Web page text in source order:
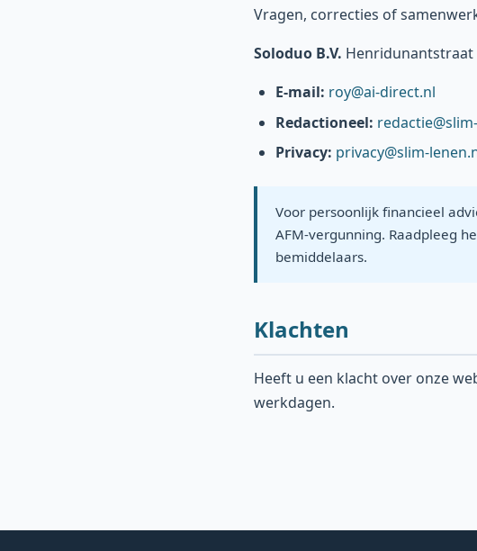
Vragen, correcties of
Soloduo B.V. Henridunantstraat
E-mail: roy@ai-direct.nl
Redactioneel:
Privacy: privacy@slim-
Voor persoonlijk financieel
AFM-vergunning. Raadpleeg
bemiddelaars.
Klachten
Heeft u een klacht over onze
werkdagen.